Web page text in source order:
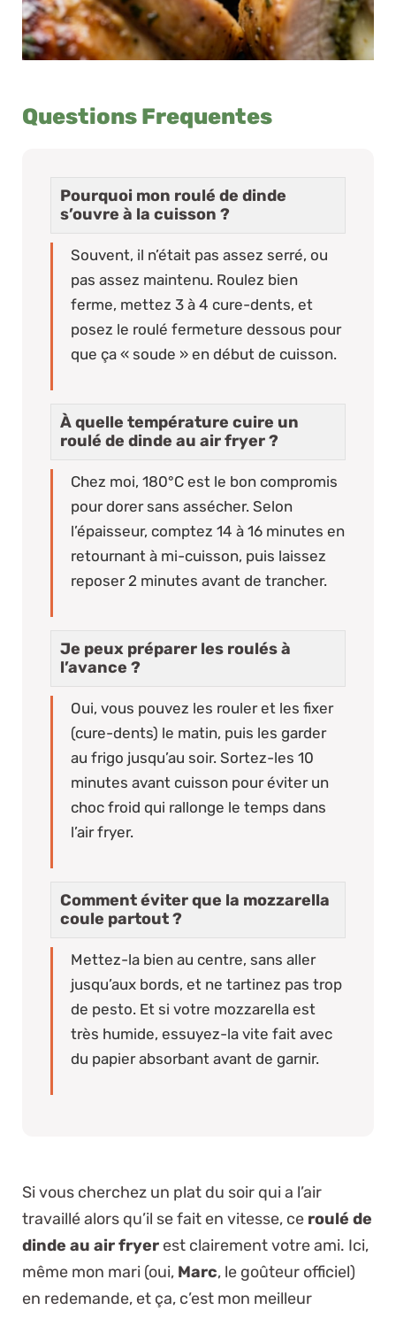
Questions Frequentes
Pourquoi mon roulé de dinde
s’ouvre à la cuisson ?
Souvent, il n’était pas assez serré, ou
pas assez maintenu. Roulez bien
ferme, mettez 3 à 4 cure-dents, et
posez le roulé fermeture dessous pour
que ça « soude » en début de cuisson.
À quelle température cuire un
roulé de dinde au air fryer ?
Chez moi, 180°C est le bon compromis
pour dorer sans assécher. Selon
l’épaisseur, comptez 14 à 16 minutes en
retournant à mi-cuisson, puis laissez
reposer 2 minutes avant de trancher.
Je peux préparer les roulés à
l’avance ?
Oui, vous pouvez les rouler et les fixer
(cure-dents) le matin, puis les garder
au frigo jusqu’au soir. Sortez-les 10
minutes avant cuisson pour éviter un
choc froid qui rallonge le temps dans
l’air fryer.
Comment éviter que la mozzarella
coule partout ?
Mettez-la bien au centre, sans aller
jusqu’aux bords, et ne tartinez pas trop
de pesto. Et si votre mozzarella est
très humide, essuyez-la vite fait avec
du papier absorbant avant de garnir.
Si vous cherchez un plat du soir qui a l’air
travaillé alors qu’il se fait en vitesse, ce roulé de
dinde au air fryer est clairement votre ami. Ici,
même mon mari (oui, Marc, le goûteur officiel)
en redemande, et ça, c’est mon meilleur